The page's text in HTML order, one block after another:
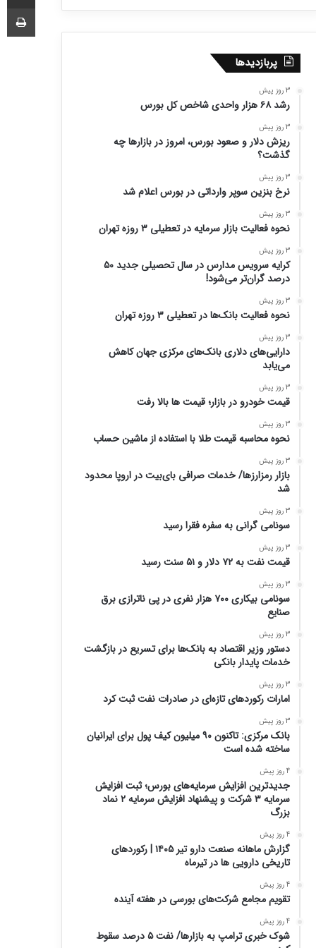
پربازدیدها
3 روز پیش
رشد ۶۸ هزار واحدی شاخص کل بورس
3 روز پیش
ریزش دلار و صعود بورس، امروز در بازارها چه
گذشت؟
3 روز پیش
نرخ بنزین سوپر وارداتی در بورس اعلام شد
3 روز پیش
نحوه فعالیت بازار سرمایه در تعطیلی ۳ روزه تهران
3 روز پیش
کرایه سرویس مدارس در سال تحصیلی جدید ۵۰
درصد گران‌تر می‌شود!
3 روز پیش
نحوه فعالیت بانک‌ها در تعطیلی ۳ روزه تهران
3 روز پیش
دارایی‌های دلاری بانک‌های مرکزی جهان کاهش
می‌یابد
3 روز پیش
قیمت خودرو در بازار؛ قیمت ها بالا رفت
3 روز پیش
نحوه محاسبه قیمت طلا با استفاده از ماشین حساب
3 روز پیش
بازار رمزارزها/ خدمات صرافی بای‌بیت در اروپا محدود
شد
3 روز پیش
سونامی گرانی به سفره فقرا رسید
3 روز پیش
قیمت نفت به ۷۲ دلار و ۵۱ سنت رسید
3 روز پیش
سونامی بیکاری ۷۰۰ هزار نفری در پی ناترازی برق
صنایع
3 روز پیش
دستور وزیر اقتصاد به بانک‌ها برای تسریع در بازگشت
خدمات پایدار بانکی
3 روز پیش
امارات رکورد‌های تازه‌ای در صادرات نفت ثبت کرد
3 روز پیش
بانک مرکزی: تاکنون ۹۰ میلیون کیف پول برای ایرانیان
ساخته شده است
4 روز پیش
جدیدترین افزایش سرمایه‌های بورس؛ ثبت افزایش
سرمایه ۳ شرکت و پیشنهاد افزایش سرمایه ۲ نماد
بزرگ
4 روز پیش
گزارش ماهانه صنعت دارو تیر ۱۴۰۵ | رکوردهای
تاریخی دارویی ها در تیرماه
4 روز پیش
تقویم مجامع شرکت‌های بورسی در هفته آینده
4 روز پیش
شوک خبری ترامپ به بازارها/ نفت ۵ درصد سقوط